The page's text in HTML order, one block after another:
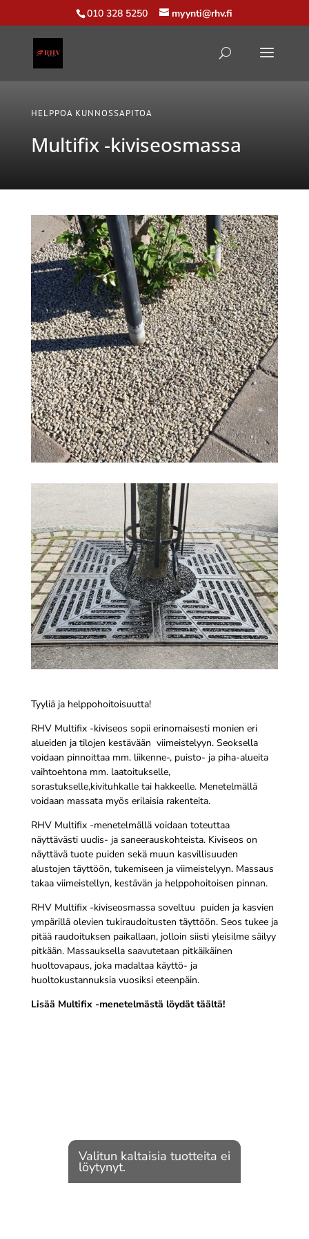
010 328 5250 myynti@rhv.fi
HELPPOA KUNNOSSAPITOA
Multifix -kiviseosmassa
Tyyliä ja helppohoitoisuutta!
RHV Multifix -kiviseos sopii erinomaisesti monien eri
alueiden ja tilojen kestävään viimeistelyyn. Seoksella
voidaan pinnoittaa mm. liikenne-, puisto- ja piha-alueita
vaihtoehtona mm. laatoitukselle,
sorastukselle,kivituhkalle tai hakkeelle. Menetelmällä
voidaan massata myös erilaisia rakenteita.
RHV Multifix -menetelmällä voidaan toteuttaa
näyttävästi uudis- ja saneerauskohteista. Kiviseos on
näyttävä tuote puiden sekä muun kasvillisuuden
alustojen täyttöön, tukemiseen ja viimeistelyyn. Massaus
takaa viimeistellyn, kestävän ja helppohoitoisen pinnan.
RHV Multifix -kiviseosmassa soveltuu puiden ja kasvien
ympärillä olevien tukiraudoitusten täyttöön. Seos tukee ja
pitää raudoituksen paikallaan, jolloin siisti yleisilme säilyy
pitkään. Massauksella saavutetaan pitkäikäinen
huoltovapaus, joka madaltaa käyttö- ja
huoltokustannuksia vuosiksi eteenpäin.
Lisää Multifix -menetelmästä löydät täältä!
Valitun kaltaisia tuotteita ei
löytynyt.